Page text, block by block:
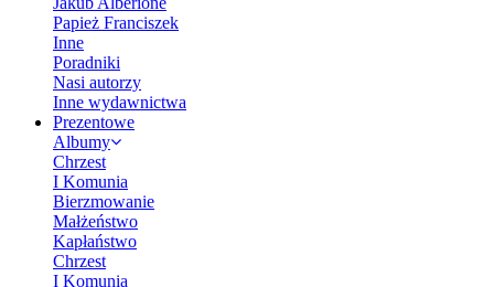
Papież Franciszek
Inne
Poradniki
Nasi autorzy
Inne wydawnictwa
Prezentowe
Albumy
Chrzest
I Komunia
Bierzmowanie
Małżeństwo
Kapłaństwo
Chrzest
I Komunia